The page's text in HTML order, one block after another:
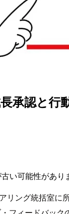
承認と行
い可能性があり
ング統括室に